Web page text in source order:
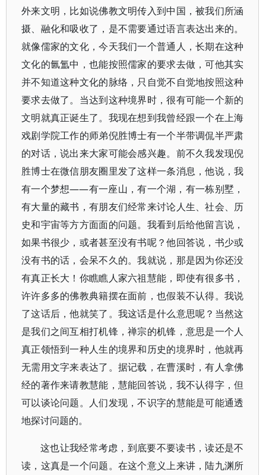
外来文明，比如说佛教文明传入到中国，被我们所涵
摄、融化和吸收了，是不需要通过语言表达出来的。
就像儒家的文化，今天我们一个普通人，长期在这种
文化的氤氲中，也能按照儒家的要求去做，可他其实
并不知道这种文化的脉络，只自觉不自觉地按照这种
要求去做了。当达到这种境界时，很有可能一个新的
文明就真正诞生了。我现在想到我曾经跟一个在上海
戏剧学院工作的师弟倪胜博士有一个半带调侃半严肃
的对话，说出来大家可能会感兴趣。前不久我发现倪
胜博士在微信朋友圈里发了这样一条消息，他说，我
有一个梦想——有一座山，有一个湖，有一栋别墅，
有大量的藏书，有朋友们经常来讨论人生、社会、历
史和宇宙等方方面面的问题。我看到后给他留言说，
如果书很少，或者甚至没有书呢？他回答说，书少或
没有书的话，会呆不久的。我就说，那是因为你还没
有真正长大！你瞧瞧人家六祖慧能，即使有很多书，
许许多多的佛教典籍摆在面前，也假装不认得。我说
了这话后，他就笑了。我这话是什么意思呢？当然这
是我们之间互相打机锋，禅宗的机锋，意思是一个人
真正领悟到一种人生的境界和历史的境界时，他就再
无需用文字来表达了。据记载，在曹溪时，有人拿佛
经的著作来请教慧能，慧能回答说，我不认得字，但
可以谈论问题。人们发现，不识字的慧能是可能通透
地探讨问题的。
这也让我经常考虑，到底要不要读书，读还是不
读，这真是一个问题。在这个意义上来讲，陆九渊所